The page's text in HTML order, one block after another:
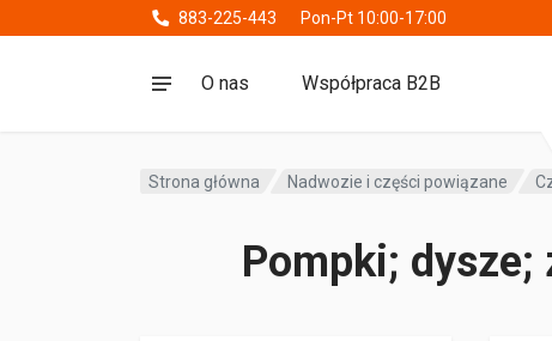
883-225-443 Pon-Pt 10:00-17:00
O nas Współpraca B2B
Strona główna Nadwozie i części powiązane
Pompki;